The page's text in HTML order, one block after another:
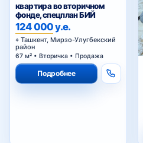
квартира во вторичном
фонде, спецплан БИЙ
124 000 у.е.
Ташкент, Мирзо-Улугбекский
район
67 м² • Вторичка • Продажа
Подробнее